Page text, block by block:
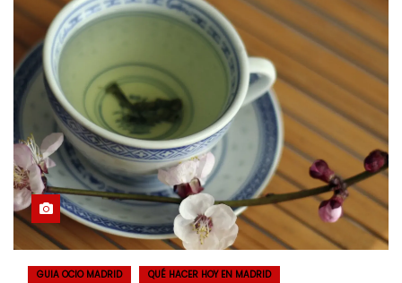
GUIA OCIO MADRID
QUÉ HACER HOY EN MADRID